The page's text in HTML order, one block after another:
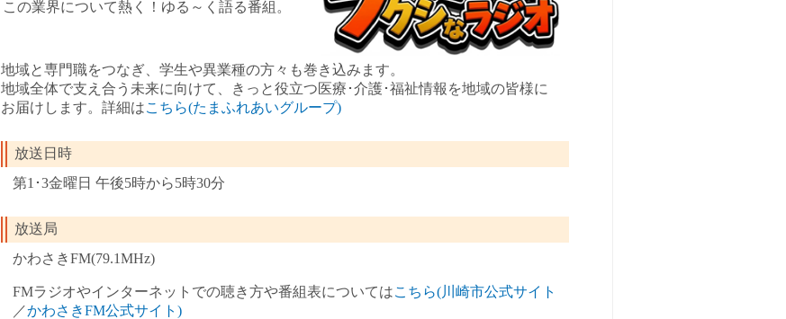
この業界について熱く！ゆる～く語る番組。
地域と専門職をつなぎ、学生や異業種の方々も巻き込みます。
地域全体で支え合う未来に向けて、きっと役立つ医療･介護･福祉情報を地域の皆様に
お届けします。詳細はこちら(たまふれあいグループ)
放送日時
第1･3金曜日 午後5時から5時30分
放送局
かわさきFM(79.1MHz)
FMラジオやインターネットでの聴き方や番組表についてはこちら(川崎市公式サイト
／かわさきFM公式サイト)